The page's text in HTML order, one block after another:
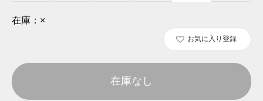
在庫： ×
お気に入り登録
在庫なし